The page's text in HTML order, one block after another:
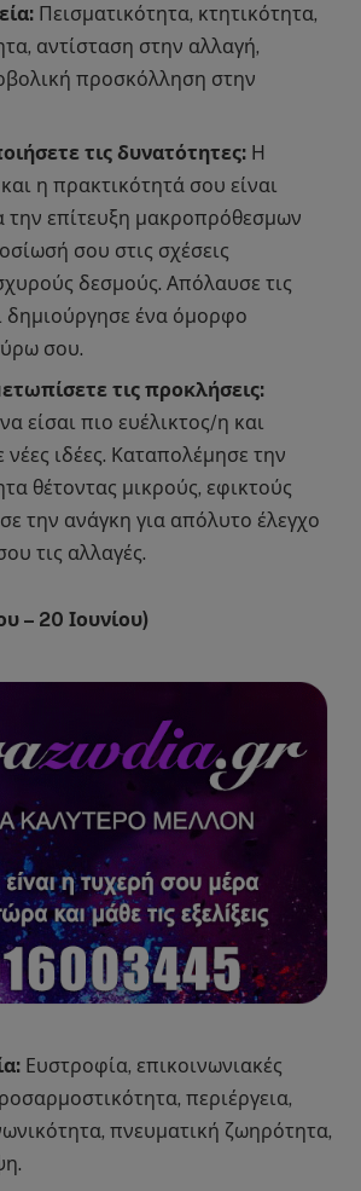
Πεισματικότητα, κτητικότητα,
αντίσταση στην αλλαγή,
προσκόλληση στην
τις δυνατότητες: Η
η πρακτικότητά σου είναι
την επίτευξη μακροπρόθεσμων
σου στις σχέσεις
δεσμούς. Απόλαυσε τις
δημιούργησε ένα όμορφο
σου.
τις προκλήσεις:
είσαι πιο ευέλικτος/η και
νέες ιδέες. Καταπολέμησε την
θέτοντας μικρούς, εφικτούς
την ανάγκη για απόλυτο έλεγχο
τις αλλαγές.
– 20 Ιουνίου)
Ευστροφία, επικοινωνιακές
περιέργεια,
πνευματική ζωηρότητα,